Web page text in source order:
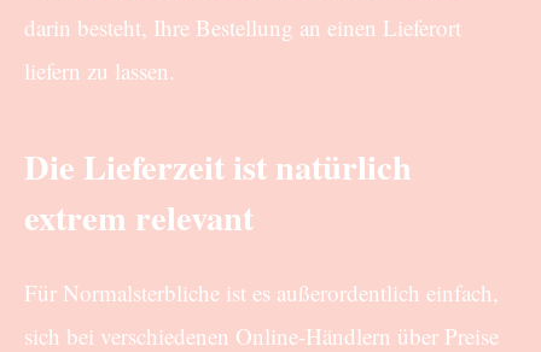
darin besteht, Ihre Bestellung an einen Lieferort
liefern zu lassen.
Die Lieferzeit ist natürlich
extrem relevant
Für Normalsterbliche ist es außerordentlich einfach,
sich bei verschiedenen Online-Händlern über Preise